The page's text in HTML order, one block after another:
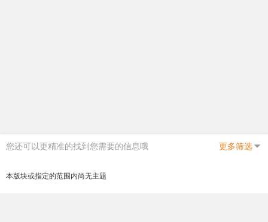
您还可以更精准的找到您需要的信息哦 更多筛选
本版块或指定的范围内尚无主题